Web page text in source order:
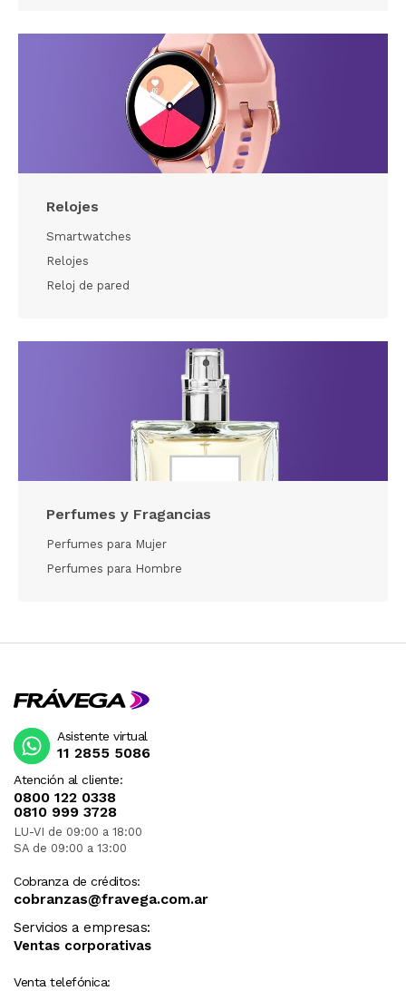
Relojes
Smartwatches
Relojes
Reloj de pared
Perfumes y Fragancias
Perfumes para Mujer
Perfumes para Hombre
Atención al cliente:
0800 122 0338
0810 999 3728
LU-VI de 09:00 a 18:00
SA de 09:00 a 13:00
Cobranza de créditos:
cobranzas@fravega.com.ar
Servicios a empresas:
Ventas corporativas
Venta telefónica:
Asistente virtual
11 2855 5086